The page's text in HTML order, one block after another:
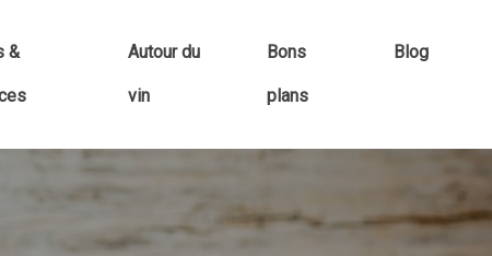
& Autour du
vin
Bons
plans
Blog